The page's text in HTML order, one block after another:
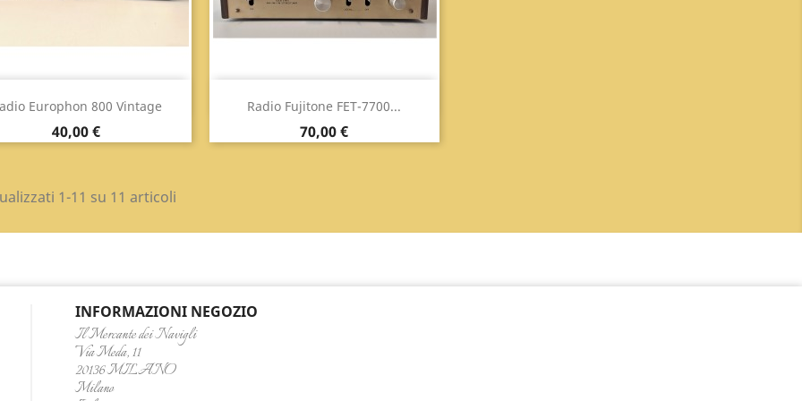
Europhon 800 Vintage
Prezzo
40,00 €
 Anteprima Radio Fujitone FET-7700...
Prezzo
70,00 €
Anteprima
1-11 su 11 articoli
INFORMAZIONI NEGOZIO
Il Mercante dei Navigli
Via Meda, 11
20136 MILANO
Milano